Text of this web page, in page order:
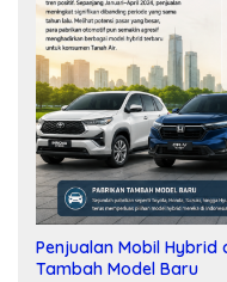
Penjualan Mobil Hybrid
Tambah Model Baru